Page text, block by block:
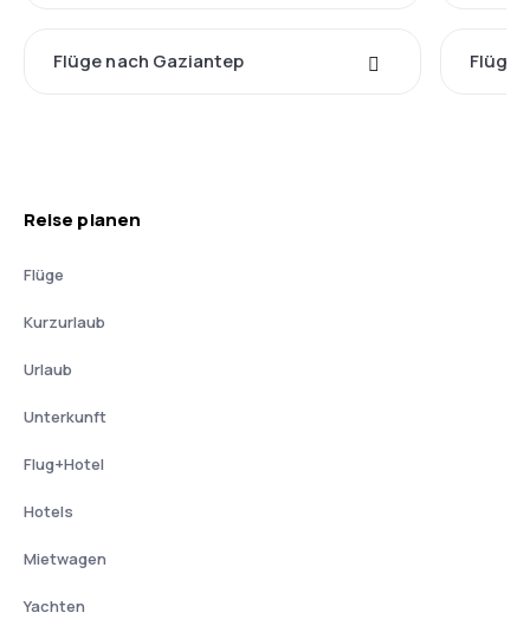
Flüge nach Gaziantep Flüge
Reise planen
Flüge
Kurzurlaub
Urlaub
Unterkunft
Flug+Hotel
Hotels
Mietwagen
Yachten